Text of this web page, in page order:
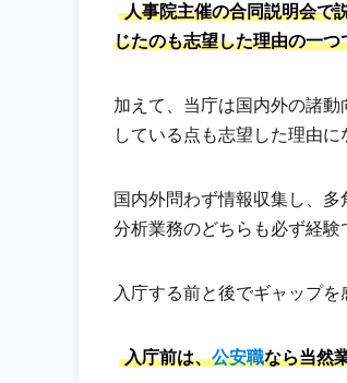
人事院主催の合同説明会で
じたのも志望した理由の一つ
加えて、当庁は国内外の諸
している点も志望した理由に
国内外問わず情報収集し、
分析業務のどちらも必ず経験
入庁する前と後でギャップを
入庁前は、公安職なら当然